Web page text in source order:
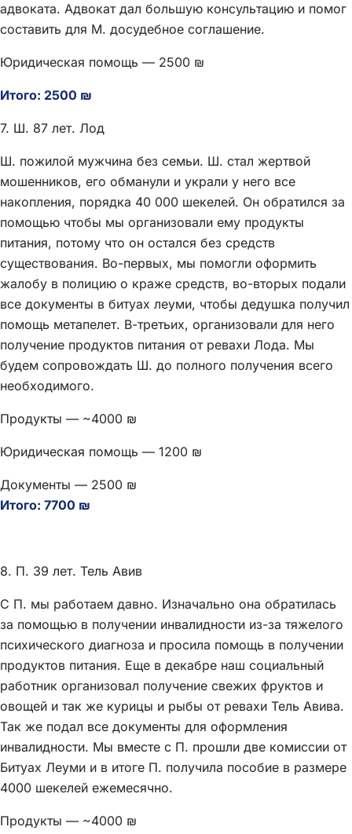
адвоката. Адвокат дал большую консультацию и помог
составить для М. досудебное соглашение.
Юридическая помощь — 2500 ₪
Итого: 2500 ₪
7. Ш. 87 лет. Лод
Ш. пожилой мужчина без семьи. Ш. стал жертвой
мошенников, его обманули и украли у него все
накопления, порядка 40 000 шекелей. Он обратился за
помощью чтобы мы организовали ему продукты
питания, потому что он остался без средств
существования. Во-первых, мы помогли оформить
жалобу в полицию о краже средств, во-вторых подали
все документы в битуах леуми, чтобы дедушка получил
помощь метапелет. В-третьих, организовали для него
получение продуктов питания от ревахи Лода. Мы
будем сопровождать Ш. до полного получения всего
необходимого.
Продукты — ~4000 ₪
Юридическая помощь — 1200 ₪
Документы — 2500 ₪
Итого: 7700 ₪
8. П. 39 лет. Тель Авив
С П. мы работаем давно. Изначально она обратилась
за помощью в получении инвалидности из-за тяжелого
психического диагноза и просила помощь в получении
продуктов питания. Еще в декабре наш социальный
работник организовал получение свежих фруктов и
овощей и так же курицы и рыбы от ревахи Тель Авива.
Так же подал все документы для оформления
инвалидности. Мы вместе с П. прошли две комиссии от
Битуах Леуми и в итоге П. получила пособие в размере
4000 шекелей ежемесячно.
Продукты — ~4000 ₪